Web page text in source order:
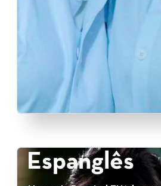
Espanglês